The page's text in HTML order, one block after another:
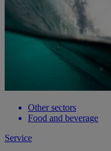
Other sectors
Food and beverage
Service